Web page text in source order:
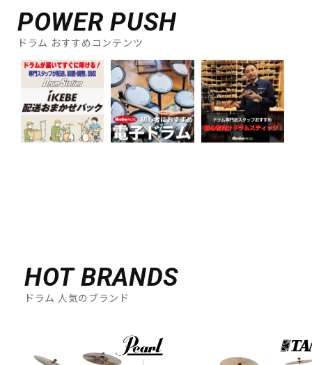
中古
POWER PUSH
ドラム おすすめコンテンツ
HOT BRANDS
ドラム 人気のブランド